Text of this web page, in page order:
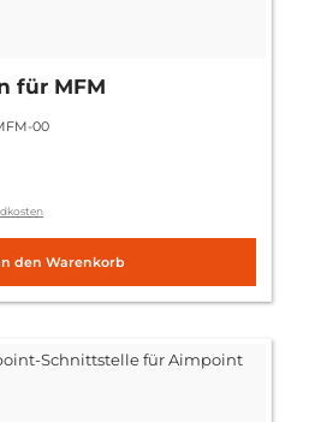
für MFM
00
den Warenkorb